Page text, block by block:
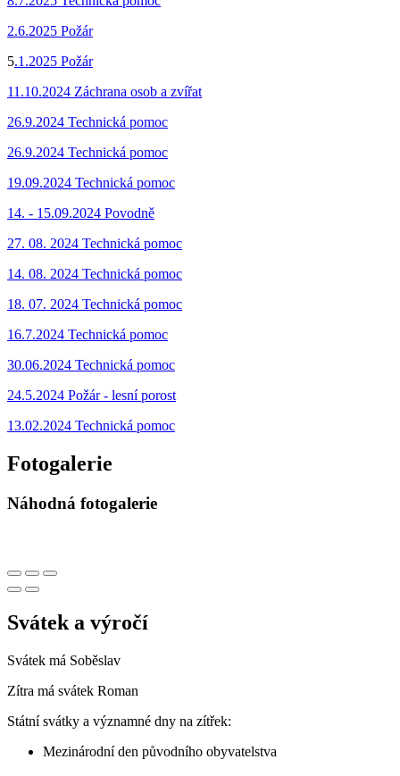
2.6.2025 Požár
5.1.2025 Požár
11.10.2024 Záchrana osob a zvířat
26.9.2024 Technická pomoc
26.9.2024 Technická pomoc
19.09.2024 Technická pomoc
14. - 15.09.2024 Povodně
27. 08. 2024 Technická pomoc
14. 08. 2024 Technická pomoc
18. 07. 2024 Technická pomoc
16.7.2024 Technická pomoc
30.06.2024 Technická pomoc
24.5.2024 Požár - lesní porost
13.02.2024 Technická pomoc
Fotogalerie
Náhodná fotogalerie
Svátek a výročí
Svátek má Soběslav
Zítra má svátek Roman
Státní svátky a významné dny na zítřek:
Mezinárodní den původního obyvatelstva